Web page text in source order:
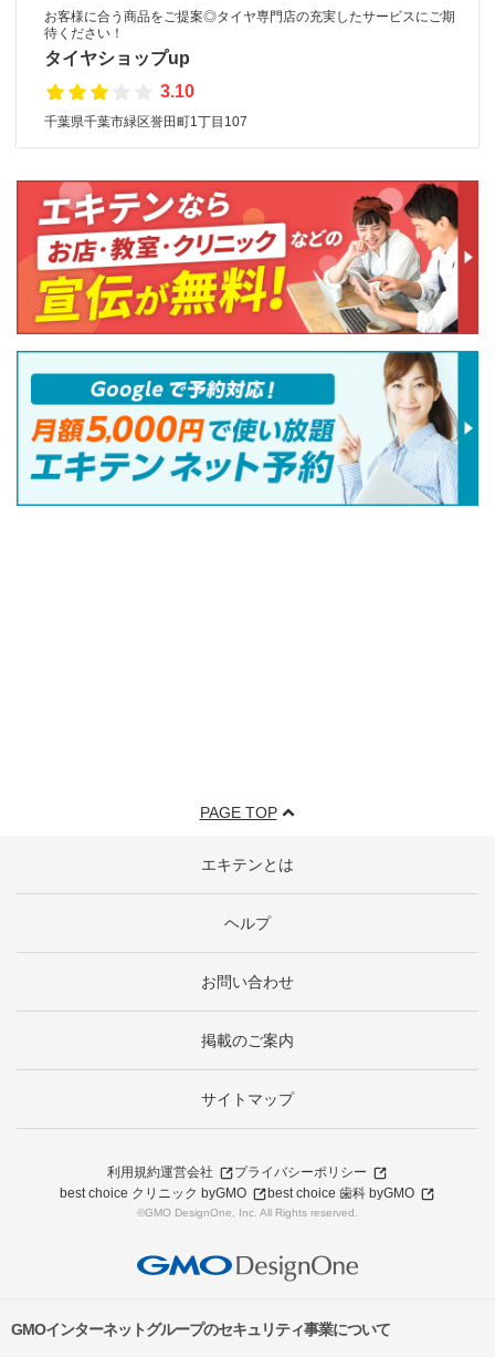
お客様に合う商品をご提案◎タイヤ専門店の充実したサービスにご期
待ください！
タイヤショップup
3.10
千葉県千葉市緑区誉田町1丁目107
PAGE TOP
エキテンとは
ヘルプ
お問い合わせ
掲載のご案内
サイトマップ
利用規約運営会社
プライバシーポリシー
best choice クリニック byGMO
best choice 歯科 byGMO
©GMO DesignOne, Inc. All Rights reserved.
GMOインターネットグループのセキュリティ事業について